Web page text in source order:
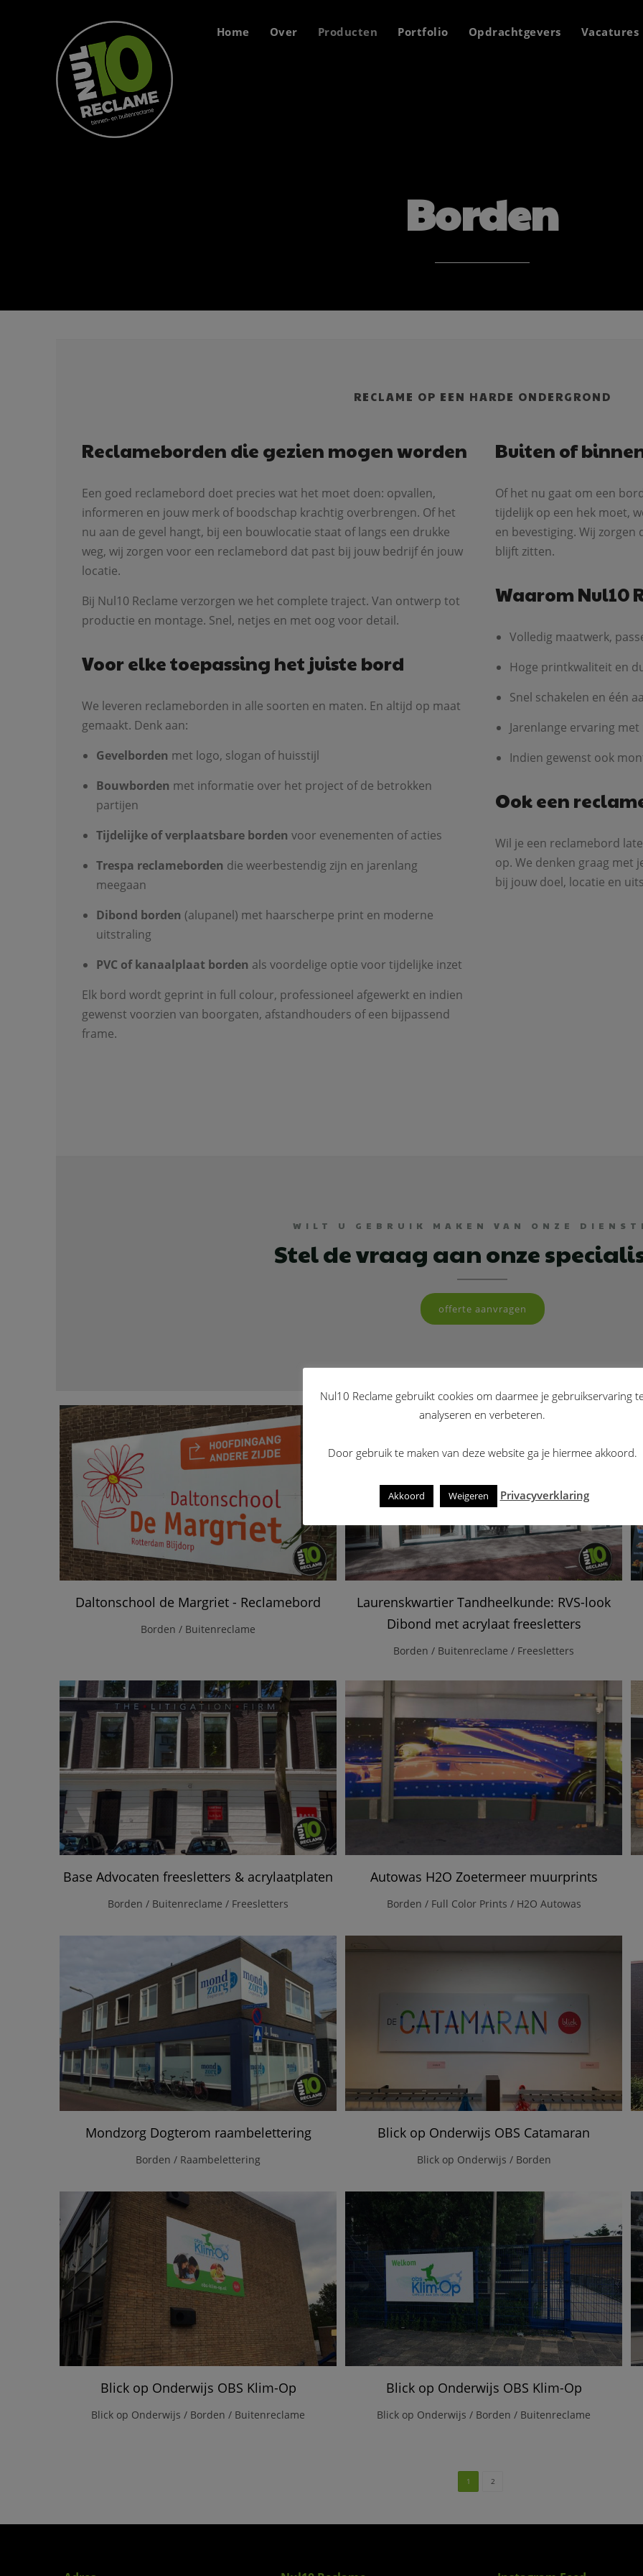
Home Over Producten Portfolio Opdrachtgevers Vacatures
Borden
RECLAME OP EEN HARDE ONDERGROND
Reclameborden die gezien mogen worden
Een goed reclamebord doet precies wat het moet doen: opvallen,
informeren en jouw merk of boodschap krachtig overbrengen. Of het
nu aan de gevel hangt, bij een bouwlocatie staat of langs een drukke
weg, wij zorgen voor een reclamebord dat past bij jouw bedrijf én jouw
locatie.
Bij Nul10 Reclame verzorgen we het complete traject. Van ontwerp tot
productie en montage. Snel, netjes en met oog voor detail.
Voor elke toepassing het juiste bord
We leveren reclameborden in alle soorten en maten. En altijd op maat
gemaakt. Denk aan:
Gevelborden met logo, slogan of huisstijl
Bouwborden met informatie over het project of de betrokken
partijen
Tijdelijke of verplaatsbare borden voor evenementen of acties
Trespa reclameborden die weerbestendig zijn en jarenlang
meegaan
Dibond borden (alupanel) met haarscherpe print en moderne
uitstraling
PVC of kanaalplaat borden als voordelige optie voor tijdelijke inzet
Elk bord wordt geprint in full colour, professioneel afgewerkt en indien
gewenst voorzien van boorgaten, afstandhouders of een bijpassend
frame.
Buiten of
Of het nu gaat om een
tijdelijk op een hek moet,
en bevestiging. Wij
blijft zitten.
Waarom Nul10
Volledig maatwerk,
Hoge printkwaliteit en
Snel schakelen en één
Jarenlange ervaring
Indien gewenst ook
Ook een
Wil je een reclamebord
op. We denken graag met
bij jouw doel, locatie en
WILT U GEBRUIK MAKEN VAN ONZE
Stel de vraag aan onze
offerte aanvragen
Daltonschool de Margriet - Reclamebord
Borden / Buitenreclame
Laurenskwartier Tandheelkunde: RVS-look
Dibond met acrylaat freesletters
Borden / Buitenreclame / Freesletters
Base Advocaten freesletters & acrylaatplaten
Borden / Buitenreclame / Freesletters
Autowas H2O Zoetermeer muurprints
Borden / Full Color Prints / H2O Autowas
Mondzorg Dogterom raambelettering
Borden / Raambelettering
Blick op Onderwijs OBS Catamaran
Blick op Onderwijs / Borden
Blick op Onderwijs OBS Klim-Op
Blick op Onderwijs / Borden / Buitenreclame
Blick op Onderwijs OBS Klim-Op
Blick op Onderwijs / Borden / Buitenreclame
1 2
Nul10 Reclame gebruikt cookies om daarmee je gebruikservaring
analyseren en verbeteren.
Door gebruik te maken van deze website ga je hiermee akkoord.
Akkoord Weigeren Privacyverklaring